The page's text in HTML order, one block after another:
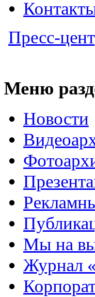
Пресс-
Меню
Новости
Мы на
Журнал